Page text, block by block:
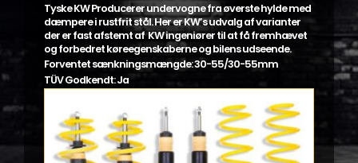
Tyske KW Producerer undervogne fra øverste hylde med
dæmpere i rustfrit stål. Her er KW’s udvalg af varianter
der er fast afstemt af KW ingeniører til at få fremhævet
og forbedret køreegenskaberne og bilens udseende.
Forventet sænkningsmængde: 30-55/30-55mm
TÜV Godkendt: Ja